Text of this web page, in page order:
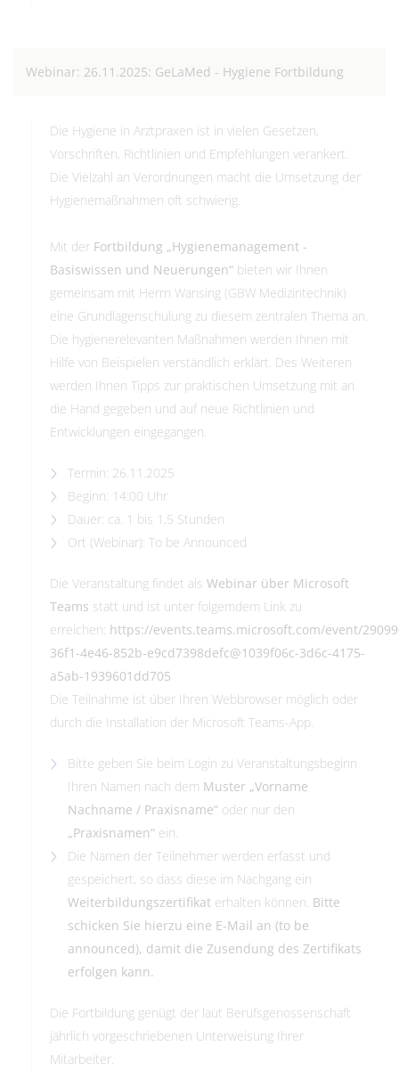
Webinar: 26.11.2025: GeLaMed - Hygiene Fortbildung
Die Hygiene in Arztpraxen ist in vielen Gesetzen,
Vorschriften, Richtlinien und Empfehlungen verankert.
Die Vielzahl an Verordnungen macht die Umsetzung der
Hygienemaßnahmen oft schwierig.
Mit der Fortbildung „Hygienemanagement -
Basiswissen und Neuerungen“ bieten wir Ihnen
gemeinsam mit Herrn Wansing (GBW Medizintechnik)
eine Grundlagenschulung zu diesem zentralen Thema an.
Die hygienerelevanten Maßnahmen werden Ihnen mit
Hilfe von Beispielen verständlich erklärt. Des Weiteren
werden Ihnen Tipps zur praktischen Umsetzung mit an
die Hand gegeben und auf neue Richtlinien und
Entwicklungen eingegangen.
Termin: 26.11.2025
Beginn: 14:00 Uhr
Dauer: ca. 1 bis 1,5 Stunden
Ort (Webinar): To be Announced
Die Veranstaltung findet als Webinar über Microsoft
Teams statt und ist unter folgemdem Link zu
erreichen: https://events.teams.microsoft.com/event/
36f1-4e46-852b-e9cd7398defc@1039f06c-3d6c-4175-
a5ab-1939601dd705
Die Teilnahme ist über Ihren Webbrowser möglich oder
durch die Installation der Microsoft Teams-App.
Bitte geben Sie beim Login zu Veranstaltungsbeginn
Ihren Namen nach dem Muster „Vorname
Nachname / Praxisname“ oder nur den
„Praxisnamen“ ein.
Die Namen der Teilnehmer werden erfasst und
gespeichert, so dass diese im Nachgang ein
Weiterbildungszertifikat erhalten können. Bitte
schicken Sie hierzu eine E-Mail an (to be
announced), damit die Zusendung des Zertifikats
erfolgen kann.
Die Fortbildung genügt der laut Berufsgenossenschaft
jährlich vorgeschriebenen Unterweisung Ihrer
Mitarbeiter.